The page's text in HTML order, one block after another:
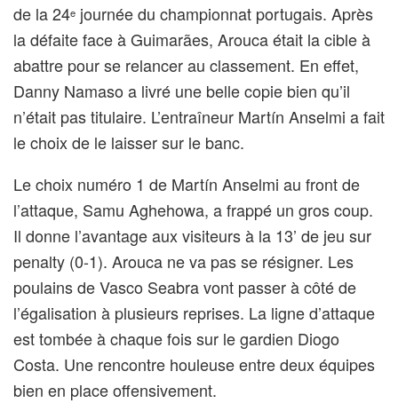
de la 24e journée du championnat portugais. Après
la défaite face à Guimarães, Arouca était la cible à
abattre pour se relancer au classement. En effet,
Danny Namaso a livré une belle copie bien qu’il
n’était pas titulaire. L’entraîneur Martín Anselmi a fait
le choix de le laisser sur le banc.
Le choix numéro 1 de Martín Anselmi au front de
l’attaque, Samu Aghehowa, a frappé un gros coup.
Il donne l’avantage aux visiteurs à la 13’ de jeu sur
penalty (0-1). Arouca ne va pas se résigner. Les
poulains de Vasco Seabra vont passer à côté de
l’égalisation à plusieurs reprises. La ligne d’attaque
est tombée à chaque fois sur le gardien Diogo
Costa. Une rencontre houleuse entre deux équipes
bien en place offensivement.